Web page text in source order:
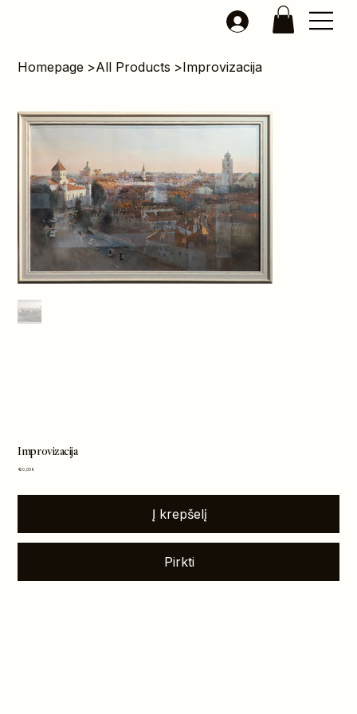
Homepage >All Products >Improvizacija
Improvizacija
Kaina
420,00 €
Į krepšelį
Pirkti